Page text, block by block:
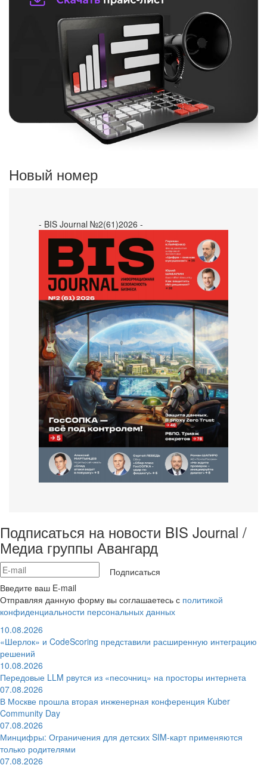
Новый номер
- BIS Journal №2(61)2026 -
Подписаться на новости BIS Journal /
Медиа группы Авангард
Подписаться
Введите ваш E-mail
Отправляя данную форму вы соглашаетесь с политикой
конфиденциальности персональных данных
10.08.2026
«Шерлок» и CodeScoring представили расширенную интеграцию
решений
10.08.2026
Передовые LLM рвутся из «песочниц» на просторы интернета
07.08.2026
В Москве прошла вторая инженерная конференция Kuber
Community Day
07.08.2026
Минцифры: Ограничения для детских SIM-карт применяются
только родителями
07.08.2026